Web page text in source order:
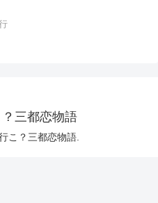
三都恋物語
こ？三都恋物語.